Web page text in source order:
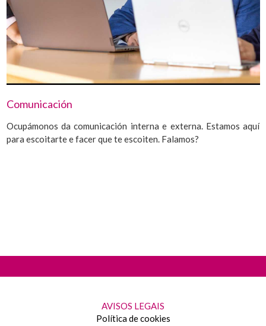
Comunicación
Ocupámonos da comunicación interna e externa. Estamos aquí
para escoitarte e facer que te escoiten. Falamos?
AVISOS LEGAIS
Política de cookies